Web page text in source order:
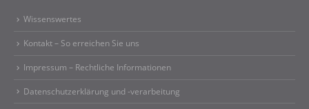
Wissenswertes
Kontakt – So erreichen Sie uns
Impressum – Rechtliche Informationen​
Datenschutzerklärung und -verarbeitung